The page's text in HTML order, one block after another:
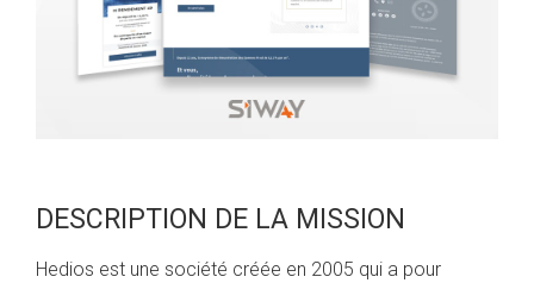
DESCRIPTION DE LA MISSION
Hedios est une société créée en 2005 qui a pour